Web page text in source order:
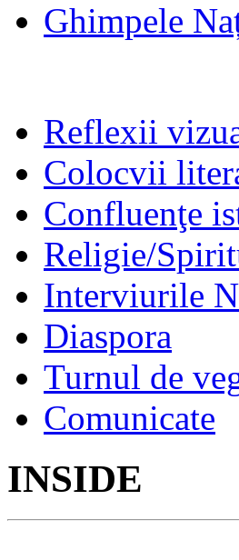
Ghimpele
Reflexii
Colocvii
Confluenţe
Religie/
Interviurile
Diaspora
Turnul de
Comunicate
INSIDE